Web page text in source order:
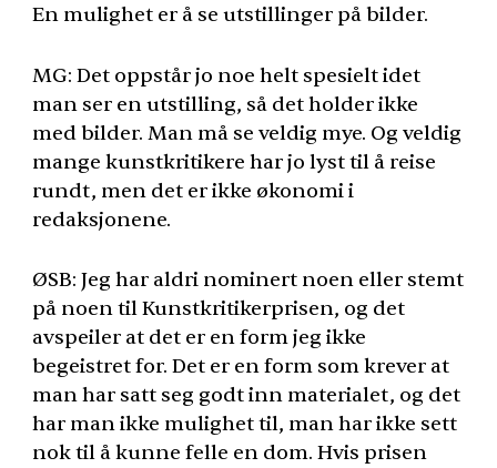
En mulighet er å se utstillinger på bilder.
MG: Det oppstår jo noe helt spesielt idet
man ser en utstilling, så det holder ikke
med bilder. Man må se veldig mye. Og veldig
mange kunstkritikere har jo lyst til å reise
rundt, men det er ikke økonomi i
redaksjonene.
ØSB: Jeg har aldri nominert noen eller stemt
på noen til Kunstkritikerprisen, og det
avspeiler at det er en form jeg ikke
begeistret for. Det er en form som krever at
man har satt seg godt inn materialet, og det
har man ikke mulighet til, man har ikke sett
nok til å kunne felle en dom. Hvis prisen